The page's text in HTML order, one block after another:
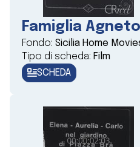
Famiglia
Fondo: Sicilia Home
Tipo di scheda: Film
SCHEDA